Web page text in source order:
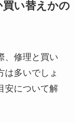
い替えかの
、修理と買い
は多いでしょ
安について解